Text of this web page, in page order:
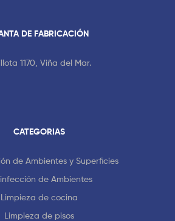
DE FABRICACIÓN
1170, Viña del Mar.
CATEGORIAS
de Ambientes y Superficies
de Ambientes
Limpieza de cocina
Limpieza de pisos